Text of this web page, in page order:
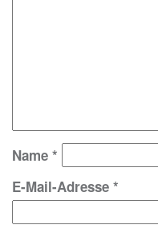
Name *
E-Mail-Adresse *